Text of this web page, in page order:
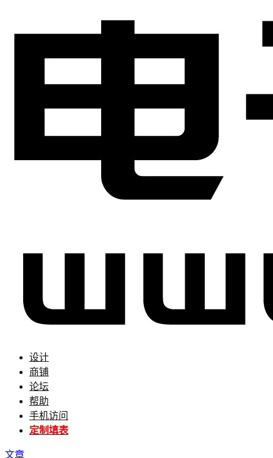
设计
商铺
论坛
帮助
手机访问
定制填表
文章